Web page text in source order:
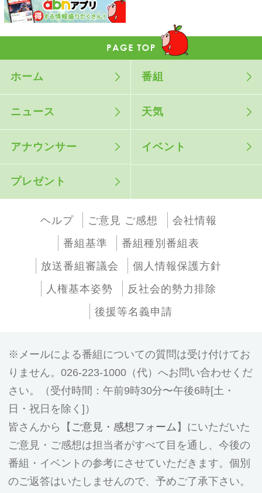
ホーム 番組
ニュース 天気
アナウンサー イベント
プレゼント
ヘルプ ご意見 ご感想
会社情報
番組基準
番組種別番組表
放送番組審議会
個人情報保護方針
人権基本姿勢
反社会的勢力排除
後援等名義申請
メールによる番組についての質問は受け付けてお
りません。026-223-1000（代）へお問い合わせくだ
さい。（受付時間：午前9時30分〜午後6時[土・
日・祝日を除く]）
皆さんから【 ご意見・感想フォーム 】にいただいた
ご意見・ご感想は担当者がすべて目を通し、今後の
番組・イベントの参考にさせていただきます。個別
のご返答はいたしませんので、予めご了承下さい。